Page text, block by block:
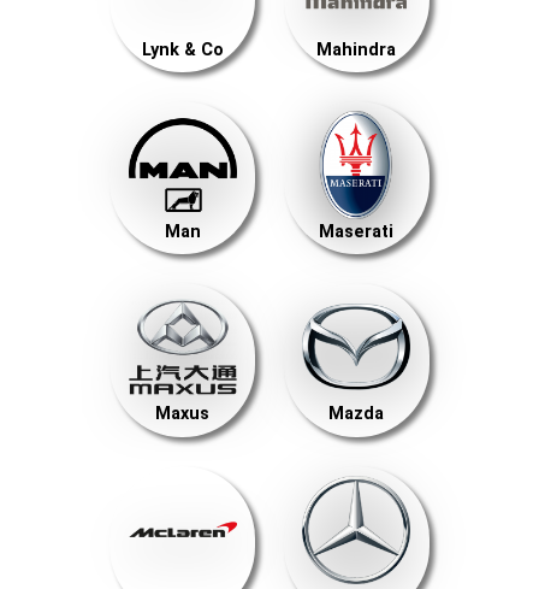
Lynk & Co Mahindra
Man Maserati
Maxus Mazda